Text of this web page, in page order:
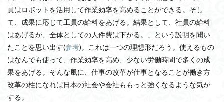
員はロボットを活用して作業効率を高めることができる。そし
て、成果に応じて工員の給料をあげる。結果として、社員の給料
はあげるが、全体としての人件費は下がる。」という説明を聞い
たことを思い出す(参考)。これは一つの理想形だろう。使えるもの
はなんでも使って、作業効率を高め、少ない労働時間で多くの成
果をあげる。そんな風に、仕事の改革が仕事となることが働き方
改革の柱になれば日本の社会や会社ももっと強くなるような気が
する。